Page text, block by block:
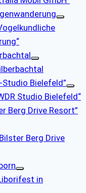
Studio Bielefeld”
Studio Bielefeld“
Berg Drive Resort”
Berg Drive
in